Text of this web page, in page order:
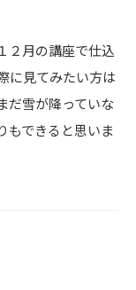
２月の講座で仕込
に見てみたい方は
だ雪が降っていな
もできると思いま